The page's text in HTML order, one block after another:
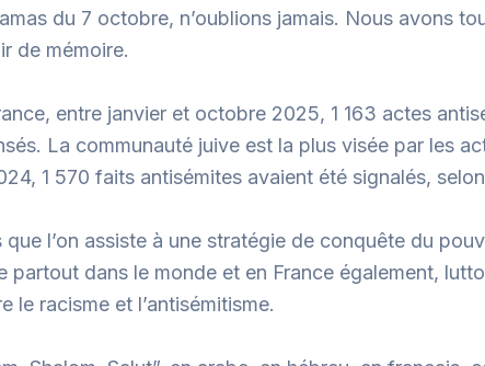
du 7 octobre, n’oublions jamais. Nous avons
de mémoire.
entre janvier et octobre 2025, 1 163 actes
La communauté juive est la plus visée par les
1 570 faits antisémites avaient été signalés,
que l’on assiste à une stratégie de conquête du
partout dans le monde et en France également,
le racisme et l’antisémitisme.